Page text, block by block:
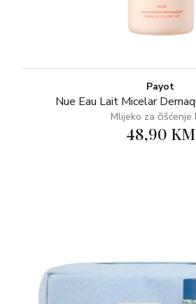
Payot
Nue Eau Lait Micelar
Mlijeko za čišćenje
48,90 KM